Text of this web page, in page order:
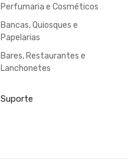
Perfumaria e Cosméticos
Bancas, Quiosques e
Papelarias
Bares, Restaurantes e
Lanchonetes
Suporte